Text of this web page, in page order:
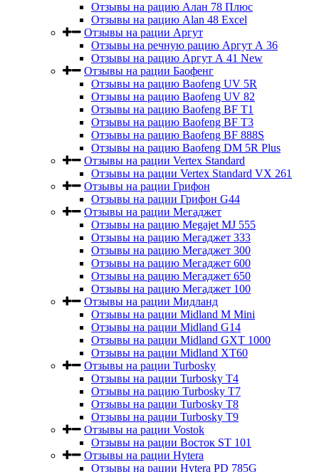
Отзывы на рацию Алан 78 Плюс
Отзывы на рацию Alan 48 Excel
Отзывы на рации Аргут
Отзывы на речную рацию Аргут А 36
Отзывы на рацию Аргут А 41 New
Отзывы на рации Баофенг
Отзывы на рацию Baofeng UV 5R
Отзывы на рацию Baofeng UV 82
Отзывы на рацию Baofeng BF T1
Отзывы на рацию Baofeng BF T3
Отзывы на рацию Baofeng BF 888S
Отзывы на рацию Baofeng DM 5R Plus
Отзывы на рации Vertex Standard
Отзывы на рации Vertex Standard VX 261
Отзывы на рации Грифон
Отзывы на рации Грифон G44
Отзывы на рации Мегаджет
Отзывы на рацию Megajet MJ 555
Отзывы на рацию Мегаджет 333
Отзывы на рацию Мегаджет 300
Отзывы на рацию Мегаджет 600
Отзывы на рацию Мегаджет 650
Отзывы на рацию Мегаджет 100
Отзывы на рации Мидланд
Отзывы на рации Midland M Mini
Отзывы на рации Midland G14
Отзывы на рации Midland GXT 1000
Отзывы на рации Midland XT60
Отзывы на рации Turbosky
Отзывы на рации Turbosky T4
Отзывы на рацию Turbosky T7
Отзывы на рации Turbosky T8
Отзывы на рации Turbosky T9
Отзывы на рации Vostok
Отзывы на рации Восток ST 101
Отзывы на рации Hytera
Отзывы на рации Hytera PD 785G